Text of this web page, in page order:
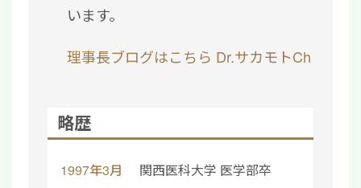
います。
理事長ブログはこちら Dr.サカモトCh
略歴
1997年3月
関西医科大学 医学部卒